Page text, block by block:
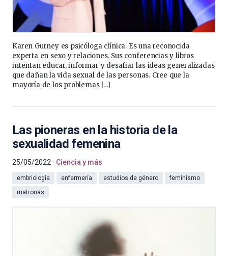
Karen Gurney es psicóloga clínica. Es una reconocida
experta en sexo y relaciones. Sus conferencias y libros
intentan educar, informar y desafiar las ideas generalizadas
que dañan la vida sexual de las personas. Cree que la
mayoría de los problemas […]
Las pioneras en la historia de la
sexualidad femenina
25/05/2022 Ciencia y más
embriología enfermería estudios de género
feminismo
matronas